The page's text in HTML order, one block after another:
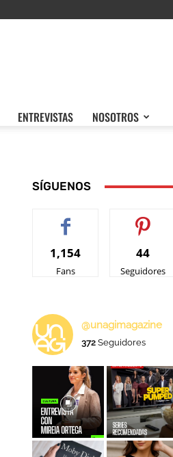
ENTREVISTAS NOSOTROS
SÍGUENOS
1,154
Fans
44
Seguidores
@unagimagazine
372 Seguidores